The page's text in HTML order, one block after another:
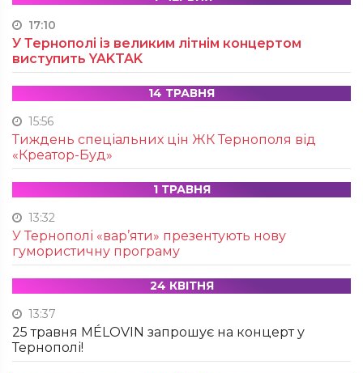
17:10
У Тернополі із великим літнім концертом
виступить YAKTAK
14 ТРАВНЯ
15:56
Тиждень спеціальних цін ЖК Тернополя від
«Креатор-Буд»
1 ТРАВНЯ
13:32
У Тернополі «вар’яти» презентують нову
гумористичну програму
24 КВІТНЯ
13:37
25 травня MÉLOVIN запрошує на концерт у
Тернополі!